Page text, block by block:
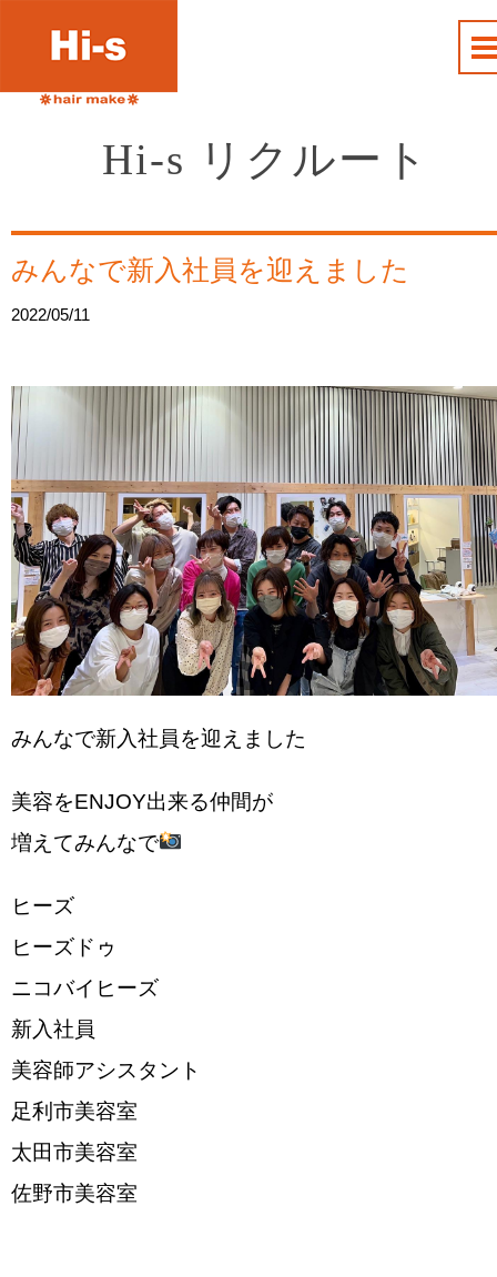
Hi-s リクルート
みんなで新入社員を迎えました
2022/05/11
みんなで新入社員を迎えました
美容をENJOY出来る仲間が
増えてみんなで
ヒーズ
ヒーズドゥ
ニコバイヒーズ
新入社員
美容師アシスタント
足利市美容室
太田市美容室
佐野市美容室